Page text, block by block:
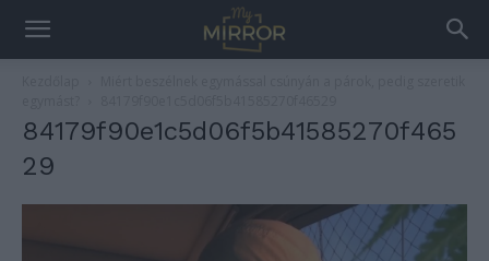
84179f90e1c5d06f5b41585270f465
29